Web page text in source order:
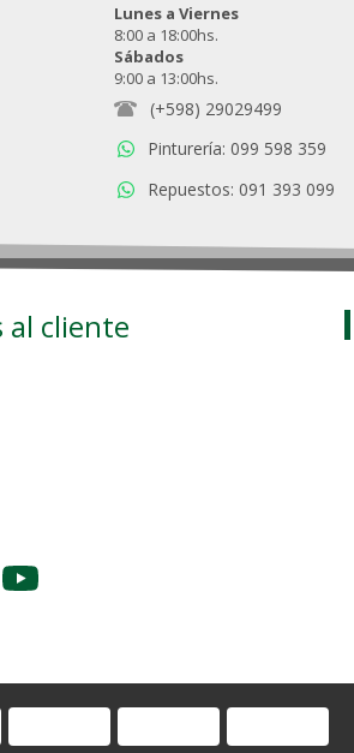
Lunes a Viernes
8:00 a 18:00hs.
Sábados
9:00 a 13:00hs.
(+598) 29029499
Pinturería: 099 598 359
Repuestos: 091 393 099
al cliente